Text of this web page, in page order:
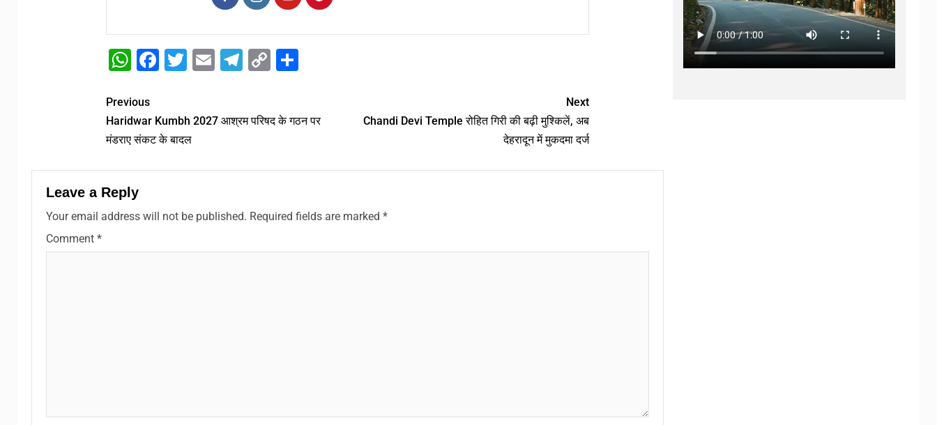
WhatsApp
Facebook
Twitter
EmailTelegram
CopyShare
Previous
Haridwar Kumbh 2027 आश्रम परिषद के गठन पर
मंडराए संकट के बादल
Next
Chandi Devi Temple रोहित गिरी की बढ़ी मुश्किलें, अब
देहरादून में मुकदमा दर्ज
Leave a Reply
Your email address will not be published. Required fields are marked *
Comment *